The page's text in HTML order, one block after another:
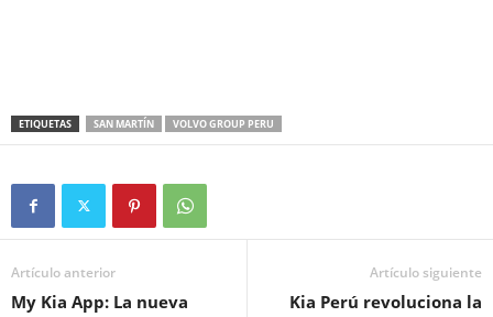
ETIQUETAS SAN MARTÍN VOLVO GROUP PERU
Artículo anterior
My Kia App: La nueva
Artículo siguiente
Kia Perú revoluciona la